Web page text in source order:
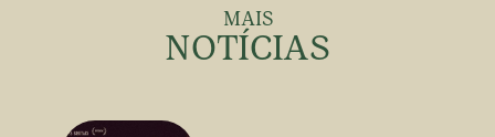
MAIS
NOTÍCIAS